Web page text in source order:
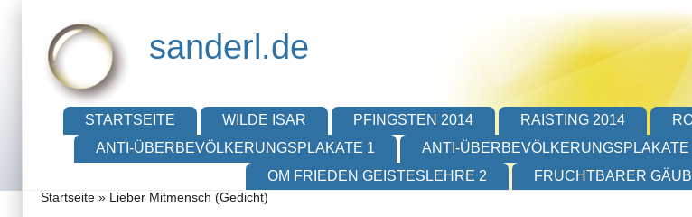
sanderl.de
HauptmenüSTARTSEITE WILDE ISAR PFINGSTEN 2014 RAISTING 2014
ANTI-ÜBERBEVÖLKERUNGSPLAKATE 1
ANTI-ÜBERBEVÖLKERUNGSPLAKATE
OM FRIEDEN GEISTESLEHRE 2
FRUCHTBARER
Sie sind hier
Startseite » Lieber Mitmensch (Gedicht)